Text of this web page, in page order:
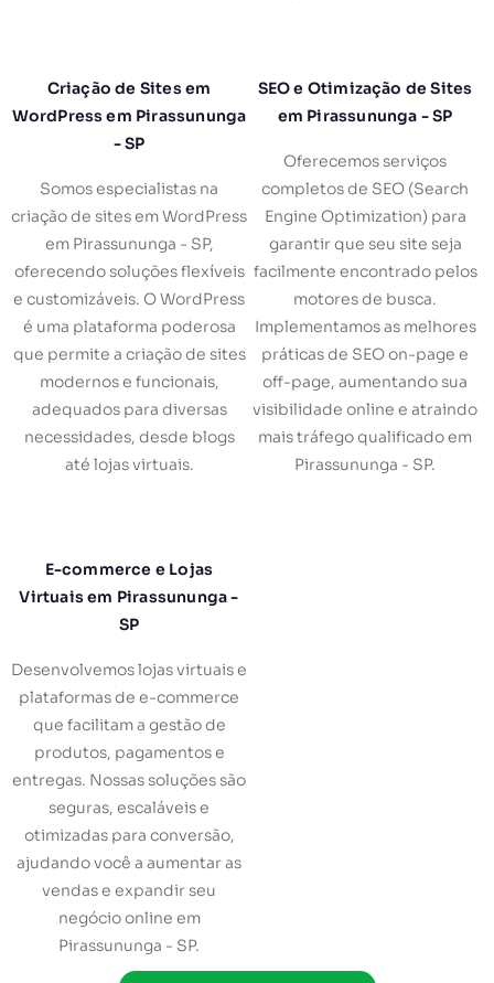
Criação de Sites em
WordPress em Pirassununga
- SP
Somos especialistas na
criação de sites em WordPress
em Pirassununga - SP,
oferecendo soluções flexíveis
e customizáveis. O WordPress
é uma plataforma poderosa
que permite a criação de sites
modernos e funcionais,
adequados para diversas
necessidades, desde blogs
até lojas virtuais.
SEO e Otimização de Sites
em Pirassununga - SP
Oferecemos serviços
completos de SEO (Search
Engine Optimization) para
garantir que seu site seja
facilmente encontrado pelos
motores de busca.
Implementamos as melhores
práticas de SEO on-page e
off-page, aumentando sua
visibilidade online e atraindo
mais tráfego qualificado em
Pirassununga - SP.
E-commerce e Lojas
Virtuais em Pirassununga -
SP
Desenvolvemos lojas virtuais e
plataformas de e-commerce
que facilitam a gestão de
produtos, pagamentos e
entregas. Nossas soluções são
seguras, escaláveis e
otimizadas para conversão,
ajudando você a aumentar as
vendas e expandir seu
negócio online em
Pirassununga - SP.